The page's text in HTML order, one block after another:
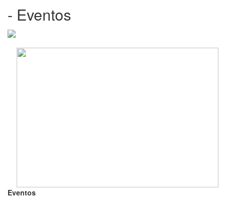
- Eventos
Eventos